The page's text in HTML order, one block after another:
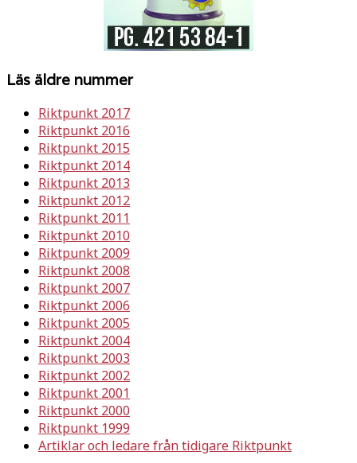
Läs äldre nummer
Riktpunkt 2017
Riktpunkt 2016
Riktpunkt 2015
Riktpunkt 2014
Riktpunkt 2013
Riktpunkt 2012
Riktpunkt 2011
Riktpunkt 2010
Riktpunkt 2009
Riktpunkt 2008
Riktpunkt 2007
Riktpunkt 2006
Riktpunkt 2005
Riktpunkt 2004
Riktpunkt 2003
Riktpunkt 2002
Riktpunkt 2001
Riktpunkt 2000
Riktpunkt 1999
Artiklar och ledare från tidigare Riktpunkt